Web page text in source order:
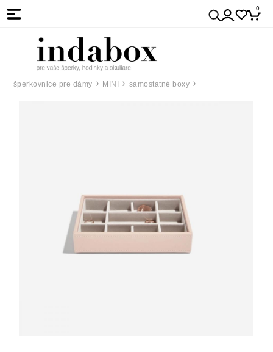
0
šperkovnice pre dámy MINI samostatné boxy